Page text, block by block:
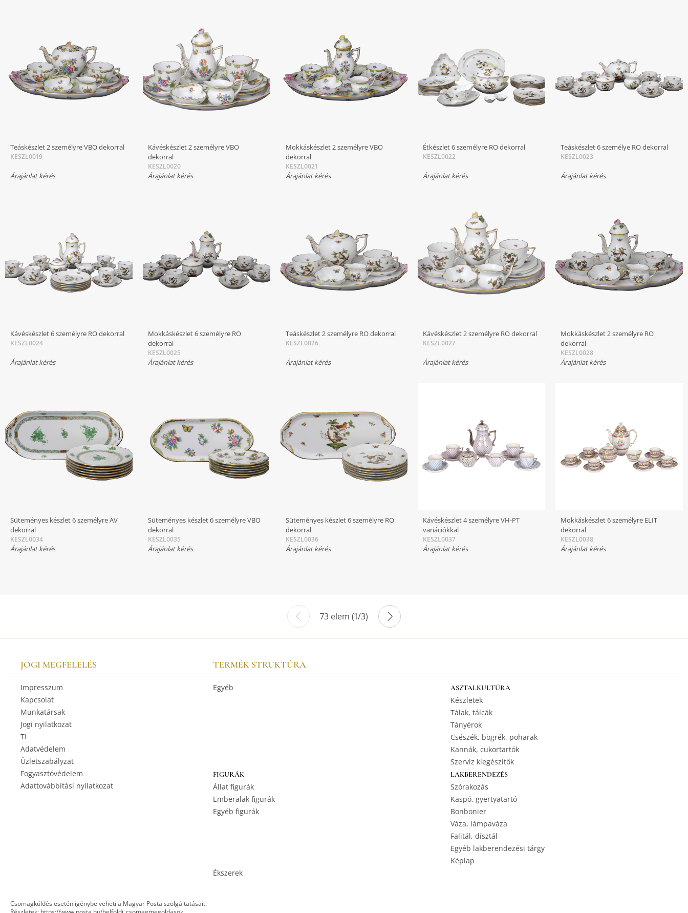
Teáskészlet 2 személyre VBO dekorral
KESZL0019
Árajánlat kérés
Kávéskészlet 2 személyre VBO
dekorral
KESZL0020
Árajánlat kérés
Mokkáskészlet 2 személyre VBO
dekorral
KESZL0021
Árajánlat kérés
Étkészlet 6 személyre RO dekorral
KESZL0022
Árajánlat kérés
Teáskészlet 6 személye RO dekorral
KESZL0023
Árajánlat kérés
Kávéskészlet 6 személyre RO dekorral
KESZL0024
Árajánlat kérés
Mokkáskészlet 6 személyre RO
dekorral
KESZL0025
Árajánlat kérés
Teáskészlet 2 személyre RO dekorral
KESZL0026
Árajánlat kérés
Kávéskészlet 2 személyre RO dekorral
KESZL0027
Árajánlat kérés
Mokkáskészlet 2 személyre RO
dekorral
KESZL0028
Árajánlat kérés
Süteményes készlet 6 személyre AV
dekorral
KESZL0034
Árajánlat kérés
Süteményes készlet 6 személyre VBO
dekorral
KESZL0035
Árajánlat kérés
Süteményes készlet 6 személyre RO
dekorral
KESZL0036
Árajánlat kérés
Kávéskészlet 4 személyre VH-PT
variációkkal
KESZL0037
Árajánlat kérés
Mokkáskészlet 6 személyre ELIT
dekorral
KESZL0038
Árajánlat kérés
73 elem (1/3)
JOGI MEGFELELÉS
Impresszum
Kapcsolat
Munkatársak
Jogi nyilatkozat
TI
Adatvédelem
Üzletszabályzat
Fogyasztóvédelem
Adattovábbítási nyilatkozat
TERMÉK STRUKTÚRA
Egyéb ASZTALKULTÚRA
Készletek
Tálak, tálcák
Tányérok
Csészék, bögrék, poharak
Kannák, cukortartók
Szervíz kiegészítők
FIGURÁK
Állat figurák
Emberalak figurák
Egyéb figurák
LAKBERENDEZÉS
Szórakozás
Kaspó, gyertyatartó
Bonbonier
Váza, lámpaváza
Falitál, dísztál
Egyéb lakberendezési tárgy
Képlap
Ékszerek
Csomagküldés esetén igénybe veheti a Magyar Posta szolgáltatásait.